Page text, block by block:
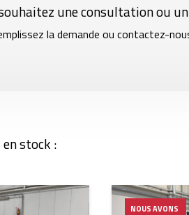
une consultation ou
la demande ou contactez-
stock :
NOUS AVONS